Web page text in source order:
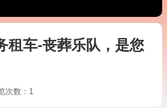
租车-丧葬乐队，是您
次数：1